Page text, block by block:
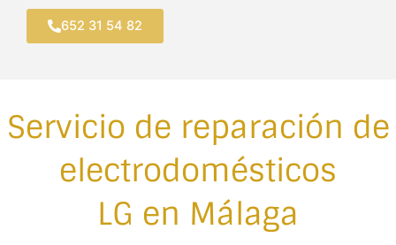
652 31 54 82
Servicio de reparación de
electrodomésticos
LG en Málaga